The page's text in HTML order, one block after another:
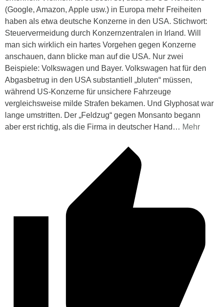
(Google, Amazon, Apple usw.) in Europa mehr Freiheiten
haben als etwa deutsche Konzerne in den USA. Stichwort:
Steuervermeidung durch Konzernzentralen in Irland. Will
man sich wirklich ein hartes Vorgehen gegen Konzerne
anschauen, dann blicke man auf die USA. Nur zwei
Beispiele: Volkswagen und Bayer. Volkswagen hat für den
Abgasbetrug in den USA substantiell „bluten“ müssen,
während US-Konzerne für unsichere Fahrzeuge
vergleichsweise milde Strafen bekamen. Und Glyphosat war
lange umstritten. Der „Feldzug“ gegen Monsanto begann
aber erst richtig, als die Firma in deutscher Hand … Mehr